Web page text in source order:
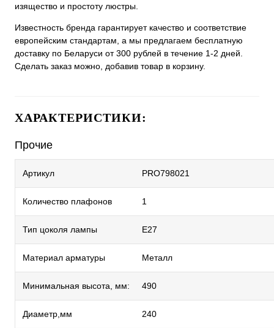
изящество и простоту люстры.
Известность бренда гарантирует качество и соответствие
европейским стандартам, а мы предлагаем бесплатную
доставку по Беларуси от 300 рублей в течение 1-2 дней.
Сделать заказ можно, добавив товар в корзину.
ХАРАКТЕРИСТИКИ:
Прочие
Артикул PRO798021
Количество плафонов 1
Тип цоколя лампы E27
Материал арматуры Металл
Минимальная высота, мм: 490
Диаметр,мм 240